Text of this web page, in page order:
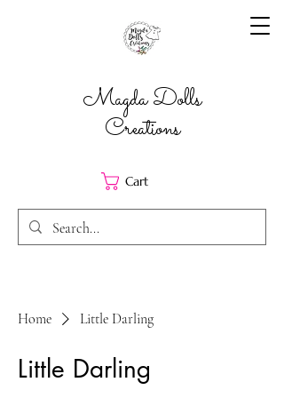
Magda Dolls
Creations
Cart
Home Little Darling
Little Darling